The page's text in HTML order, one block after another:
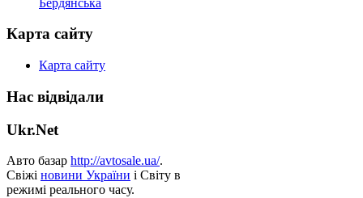
Карта сайту
Карта сайту
Нас відвідали
Ukr.Net
Авто базар http://avtosale.ua/.
Свіжі новини України і Світу в
режимі реального часу.